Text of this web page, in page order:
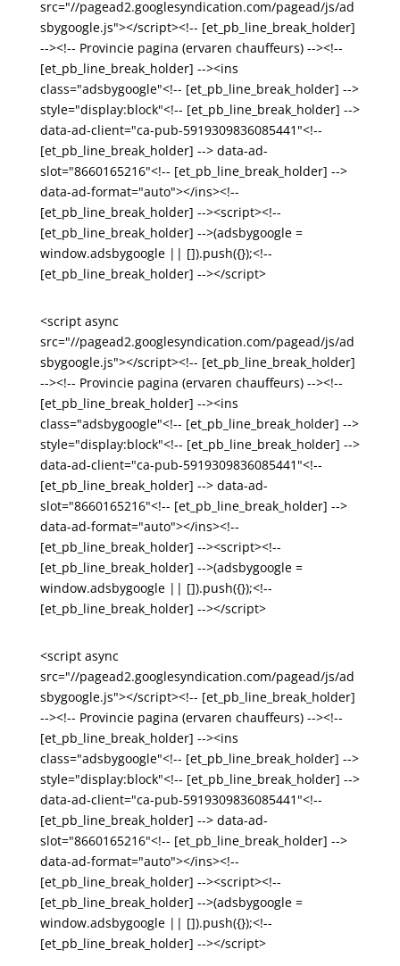
src="//pagead2.googlesyndication.com/pagead/js/ad
sbygoogle.js"></script><!-- [et_pb_line_break_holder]
--><!-- Provincie pagina (ervaren chauffeurs) --><!--
[et_pb_line_break_holder] --><ins
class="adsbygoogle"<!-- [et_pb_line_break_holder] -->
style="display:block"<!-- [et_pb_line_break_holder] -->
data-ad-client="ca-pub-5919309836085441"<!--
[et_pb_line_break_holder] --> data-ad-
slot="8660165216"<!-- [et_pb_line_break_holder] -->
data-ad-format="auto"></ins><!--
[et_pb_line_break_holder] --><script><!--
[et_pb_line_break_holder] -->(adsbygoogle =
window.adsbygoogle || []).push({});<!--
[et_pb_line_break_holder] --></script>
<script async
src="//pagead2.googlesyndication.com/pagead/js/ad
sbygoogle.js"></script><!-- [et_pb_line_break_holder]
--><!-- Provincie pagina (ervaren chauffeurs) --><!--
[et_pb_line_break_holder] --><ins
class="adsbygoogle"<!-- [et_pb_line_break_holder] -->
style="display:block"<!-- [et_pb_line_break_holder] -->
data-ad-client="ca-pub-5919309836085441"<!--
[et_pb_line_break_holder] --> data-ad-
slot="8660165216"<!-- [et_pb_line_break_holder] -->
data-ad-format="auto"></ins><!--
[et_pb_line_break_holder] --><script><!--
[et_pb_line_break_holder] -->(adsbygoogle =
window.adsbygoogle || []).push({});<!--
[et_pb_line_break_holder] --></script>
<script async
src="//pagead2.googlesyndication.com/pagead/js/ad
sbygoogle.js"></script><!-- [et_pb_line_break_holder]
--><!-- Provincie pagina (ervaren chauffeurs) --><!--
[et_pb_line_break_holder] --><ins
class="adsbygoogle"<!-- [et_pb_line_break_holder] -->
style="display:block"<!-- [et_pb_line_break_holder] -->
data-ad-client="ca-pub-5919309836085441"<!--
[et_pb_line_break_holder] --> data-ad-
slot="8660165216"<!-- [et_pb_line_break_holder] -->
data-ad-format="auto"></ins><!--
[et_pb_line_break_holder] --><script><!--
[et_pb_line_break_holder] -->(adsbygoogle =
window.adsbygoogle || []).push({});<!--
[et_pb_line_break_holder] --></script>